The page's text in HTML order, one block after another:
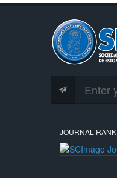
JOURNAL RANK